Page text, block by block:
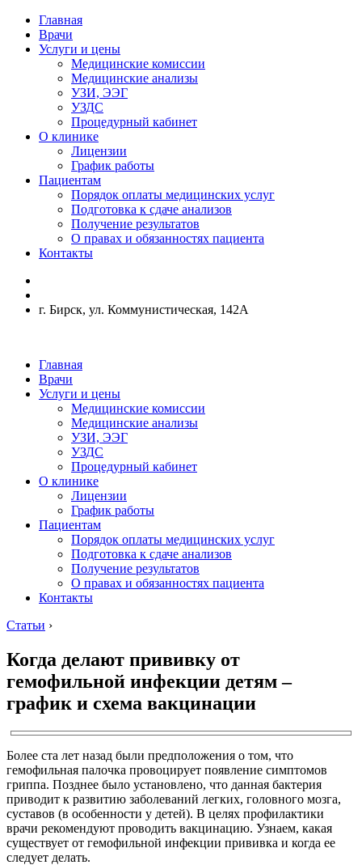
Главная
Врачи
Услуги и цены
Медицинские комиссии
Медицинские анализы
УЗИ, ЭЭГ
УЗДС
Процедурный кабинет
О клинике
Лицензии
График работы
Пациентам
Порядок оплаты медицинских услуг
Подготовка к сдаче анализов
Получение результатов
О правах и обязанностях пациента
Контакты
г. Бирск, ул. Коммунистическая, 142А
Главная
Врачи
Услуги и цены
Медицинские комиссии
Медицинские анализы
УЗИ, ЭЭГ
УЗДС
Процедурный кабинет
О клинике
Лицензии
График работы
Пациентам
Порядок оплаты медицинских услуг
Подготовка к сдаче анализов
Получение результатов
О правах и обязанностях пациента
Контакты
Статьи ›
Когда делают прививку от
гемофильной инфекции детям –
график и схема вакцинации
Более ста лет назад были предположения о том, что
гемофильная палочка провоцирует появление симптомов
гриппа. Позднее было установлено, что данная бактерия
приводит к развитию заболеваний легких, головного мозга,
суставов (в особенности у детей). В целях профилактики
врачи рекомендуют проводить вакцинацию. Узнаем, какая
существует от гемофильной инфекции прививка и когда ее
следует делать.